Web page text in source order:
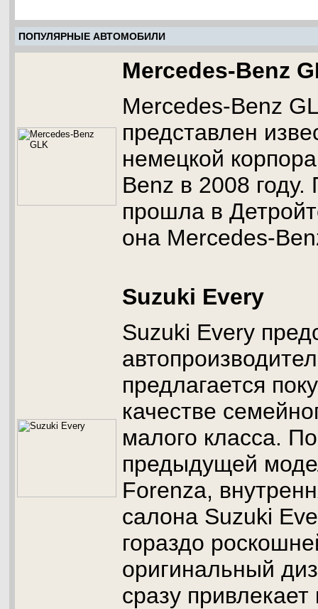
ПОПУЛЯРНЫЕ АВТОМОБИЛИ
Mercedes-Benz
Mercedes-Benz
представлен
немецкой
Benz в 2008 году.
прошла в
она Mercedes-
Suzuki Every
Suzuki Every
предлагается
качестве
малого класса.
предыдущей
Forenza,
салона Suzuki
гораздо
оригинальный
сразу